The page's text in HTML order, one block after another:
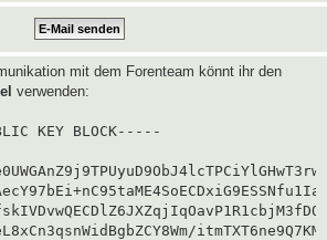
mit dem Forenteam könnt ihr den
verwenden:
KEY BLOCK-----